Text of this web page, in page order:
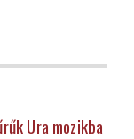
Ura mozikba